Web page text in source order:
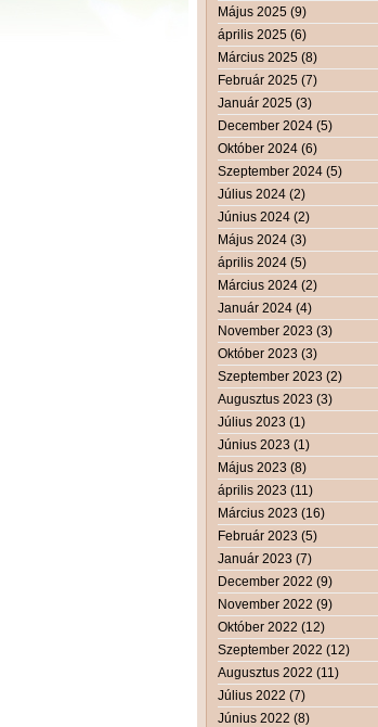
Május 2025 (9)
április 2025 (6)
Március 2025 (8)
Február 2025 (7)
Január 2025 (3)
December 2024 (5)
Október 2024 (6)
Szeptember 2024 (5)
Július 2024 (2)
Június 2024 (2)
Május 2024 (3)
április 2024 (5)
Március 2024 (2)
Január 2024 (4)
November 2023 (3)
Október 2023 (3)
Szeptember 2023 (2)
Augusztus 2023 (3)
Július 2023 (1)
Június 2023 (1)
Május 2023 (8)
április 2023 (11)
Március 2023 (16)
Február 2023 (5)
Január 2023 (7)
December 2022 (9)
November 2022 (9)
Október 2022 (12)
Szeptember 2022 (12)
Augusztus 2022 (11)
Július 2022 (7)
Június 2022 (8)